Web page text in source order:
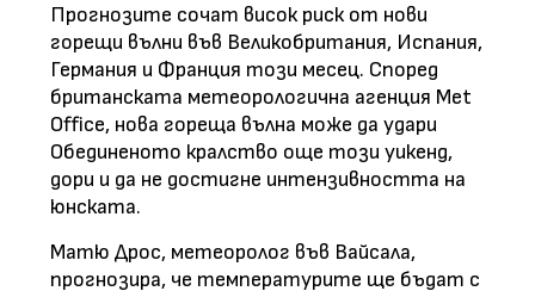
Прогнозите сочат висок риск от нови
горещи вълни във Великобритания, Испания,
Германия и Франция този месец. Според
британската метеорологична агенция Met
Office, нова гореща вълна може да удари
Обединеното кралство още този уикенд,
дори и да не достигне интензивността на
юнската.
Матю Дрос, метеоролог във Вайсала,
прогнозира, че температурите ще бъдат с